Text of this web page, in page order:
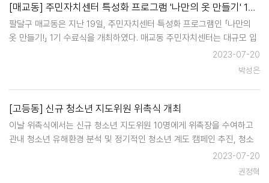
[매교동] 주민자치센터 특성화 프로그램 '나만의 옷 만들기' 1기 수료식 진행
팔달구 매교동은 지난 19일, 주민자치센터 특성화 프로그램인 「나만의
옷 만들기!」 1기 수료식을 개최하였다. 매교동 주민자치센터는 대규모 입
주로 개성을 중시하는 MZ세대 가구가 다수 전입함에 따라 우리 동 특색
에 맞는 프로그램을 발굴하기 위한 고민 끝에 전통을 살리면서 개성있는
2023-07-20
박성은
[고등동] 신규 청소년 지도위원 위촉식 개최
이날 위촉식에서는 신규 청소년 지도위원 10명에게 위촉장을 수여하고
관내 청소년 유해환경 분석 및 정기적인 청소년 계도 캠페인 추진, 청소
년 유해환경 지도 점검 등 청소년들의 안전하고 건전한 환경을 만들기 위
2023-07-20
권정혁